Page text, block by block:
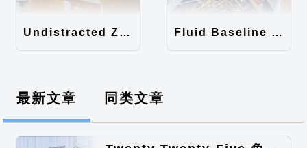
Undistracted Zen主题汉化包 Fluid Baseline Grid主题汉化包
最新文章 同类文章